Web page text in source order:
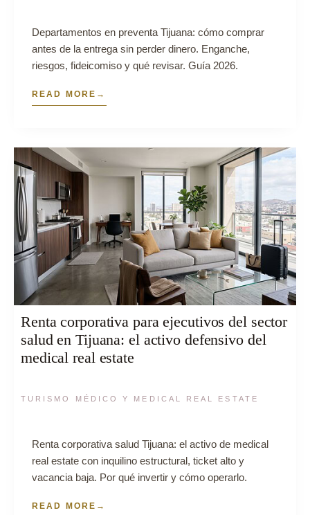
Departamentos en preventa Tijuana: cómo comprar
antes de la entrega sin perder dinero. Enganche,
riesgos, fideicomiso y qué revisar. Guía 2026.
READ MORE
Renta corporativa para ejecutivos del sector
salud en Tijuana: el activo defensivo del
medical real estate
TURISMO MÉDICO Y MEDICAL REAL ESTATE
Renta corporativa salud Tijuana: el activo de medical
real estate con inquilino estructural, ticket alto y
vacancia baja. Por qué invertir y cómo operarlo.
READ MORE